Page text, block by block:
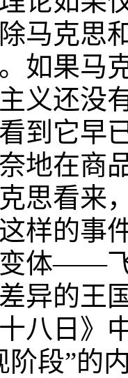
马克思
如果马
义还没
到它早
地在商
思看来
样的事
体——
异的王
八日》
阶段”的